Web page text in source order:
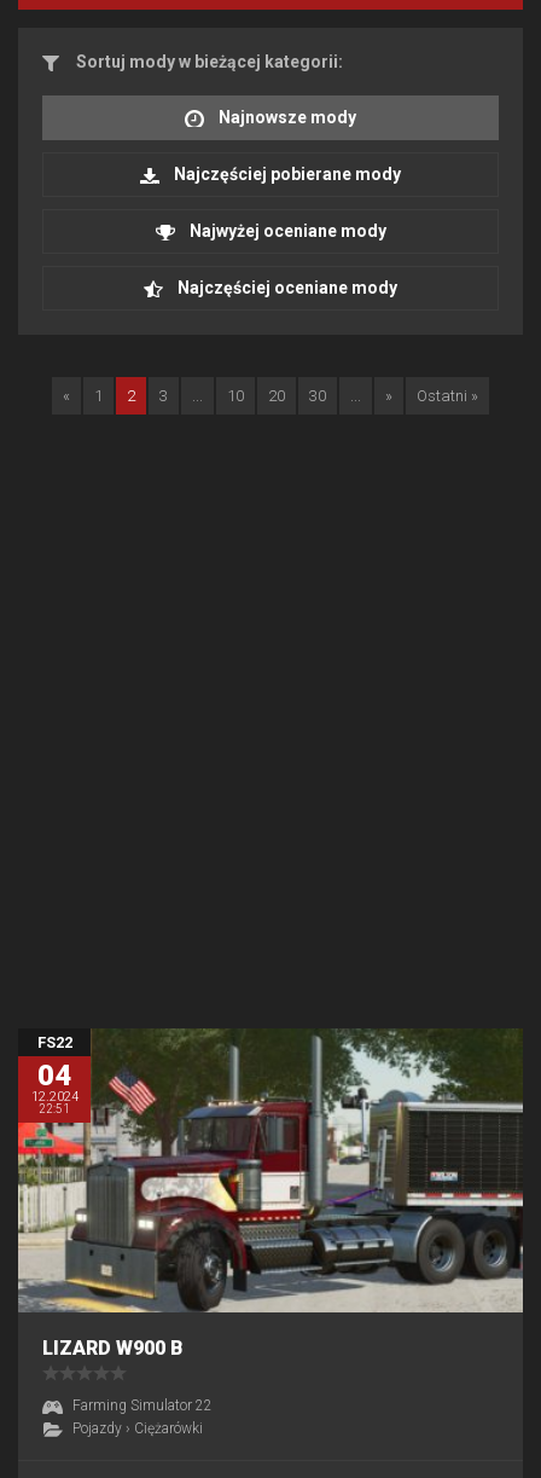
Sortuj mody w bieżącej kategorii:
Najnowsze mody
Najczęściej pobierane mody
Najwyżej oceniane mody
Najczęściej oceniane mody
« 1 2 3 ... 10 20 30 ... » Ostatni »
FS22
04
12.2024
22:51
LIZARD W900 B
Farming Simulator 22
Pojazdy › Ciężarówki